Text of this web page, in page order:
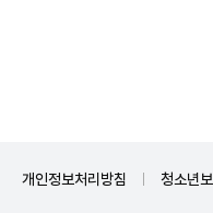
개인정보처리방침 청소년